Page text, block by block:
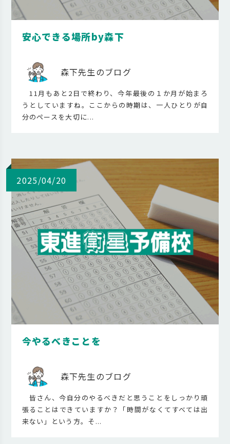
安心できる場所by森下
森下先生のブログ
11月もあと2日で終わり、今年最後の１か月が始まろ
うとしていますね。ここからの時期は、一人ひとりが自
分のペースを大切に...
2025/04/20
今やるべきことを
森下先生のブログ
皆さん、今自分のやるべきだと思うことをしっかり頑
張ることはできていますか？「時間がなくてすべては出
来ない」という方。そ...